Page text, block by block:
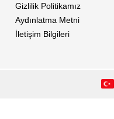
Gizlilik Politikamız
Aydınlatma Metni
İletişim Bilgileri